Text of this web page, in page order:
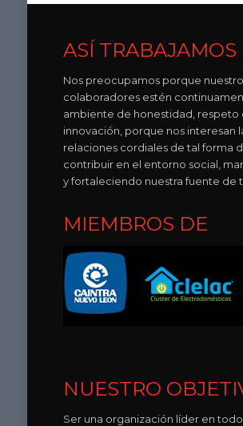
ASÍ TRABAJAMOS
Nos preocupamos porque
colaboradores estén
ambiente de honestidad, respeto
innovación, porque nos interesan
relaciones cordiales de tal forma
contribuir en el entorno social,
y fortaleciendo nuestra fuente de
MIEMBROS DE
NUESTRO
Ser una organización líder en